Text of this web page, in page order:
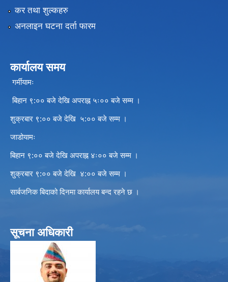
कर तथा शुल्कहरु
अनलाइन घटना दर्ता फारम
कार्यालय समय
गर्मीयामः
बिहान ९:०० बजे देखि अपराह्न ५ः०० बजे सम्म ।
शुक्रबार ९:०० बजे देखि ५:०० बजे सम्म ।
जाडोयामः
बिहान ९:०० बजे देखि अपराह्न ४ः०० बजे सम्म ।
शुक्रबार ९:०० बजे देखि ४:०० बजे सम्म ।
सार्बजनिक बिदाको दिनमा कार्यालय बन्द रहने छ ।
सूचना अधिकारी